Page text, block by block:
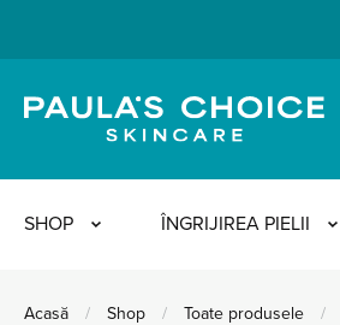
SHOP ÎNGRIJIREA PIELII
Acasă / Shop / Toate produsele /